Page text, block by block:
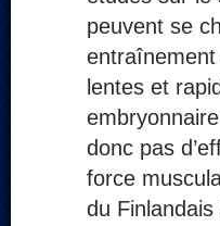
peuvent se
lentes et
donc pas
force
du